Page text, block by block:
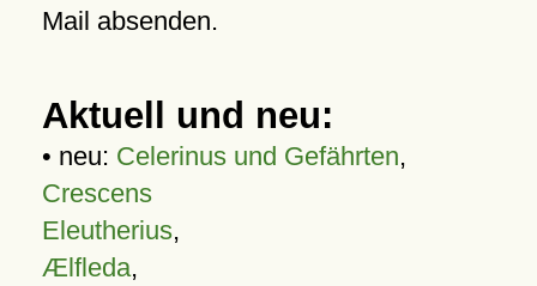
Mail absenden.
Aktuell und neu:
• neu: Celerinus und Gefährten,
Crescens
Eleutherius,
Ælfleda,